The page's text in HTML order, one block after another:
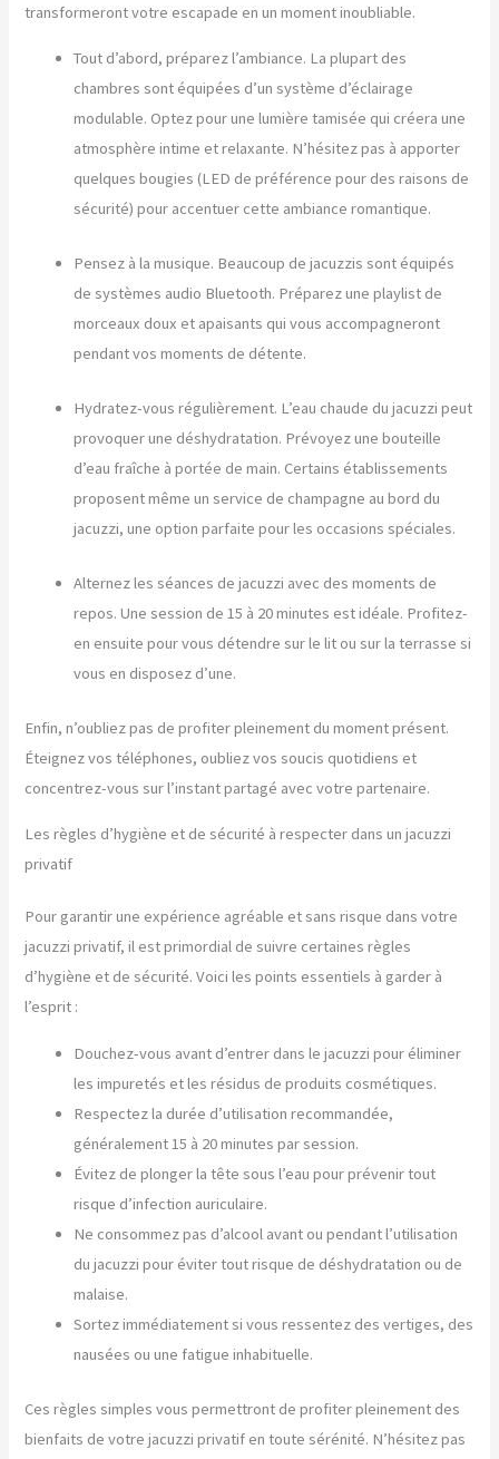
transformeront votre escapade en un moment inoubliable.
Tout d’abord, préparez l’ambiance. La plupart des
chambres sont équipées d’un système d’éclairage
modulable. Optez pour une lumière tamisée qui créera une
atmosphère intime et relaxante. N’hésitez pas à apporter
quelques bougies (LED de préférence pour des raisons de
sécurité) pour accentuer cette ambiance romantique.
Pensez à la musique. Beaucoup de jacuzzis sont équipés
de systèmes audio Bluetooth. Préparez une playlist de
morceaux doux et apaisants qui vous accompagneront
pendant vos moments de détente.
Hydratez-vous régulièrement. L’eau chaude du jacuzzi peut
provoquer une déshydratation. Prévoyez une bouteille
d’eau fraîche à portée de main. Certains établissements
proposent même un service de champagne au bord du
jacuzzi, une option parfaite pour les occasions spéciales.
Alternez les séances de jacuzzi avec des moments de
repos. Une session de 15 à 20 minutes est idéale. Profitez-
en ensuite pour vous détendre sur le lit ou sur la terrasse si
vous en disposez d’une.
Enfin, n’oubliez pas de profiter pleinement du moment présent.
Éteignez vos téléphones, oubliez vos soucis quotidiens et
concentrez-vous sur l’instant partagé avec votre partenaire.
Les règles d’hygiène et de sécurité à respecter dans un jacuzzi
privatif
Pour garantir une expérience agréable et sans risque dans votre
jacuzzi privatif, il est primordial de suivre certaines règles
d’hygiène et de sécurité. Voici les points essentiels à garder à
l’esprit :
Douchez-vous avant d’entrer dans le jacuzzi pour éliminer
les impuretés et les résidus de produits cosmétiques.
Respectez la durée d’utilisation recommandée,
généralement 15 à 20 minutes par session.
Évitez de plonger la tête sous l’eau pour prévenir tout
risque d’infection auriculaire.
Ne consommez pas d’alcool avant ou pendant l’utilisation
du jacuzzi pour éviter tout risque de déshydratation ou de
malaise.
Sortez immédiatement si vous ressentez des vertiges, des
nausées ou une fatigue inhabituelle.
Ces règles simples vous permettront de profiter pleinement des
bienfaits de votre jacuzzi privatif en toute sérénité. N’hésitez pas